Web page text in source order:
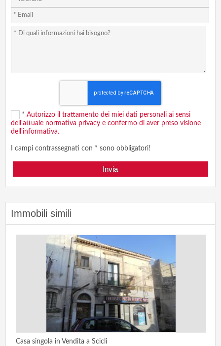
*Autorizzo il trattamento dei miei dati personali ai sensi
dell'attuale normativa privacy e confermo di aver preso visione
dell'informativa.
I campi contrassegnati con * sono obbligatori!
Immobili simili
Casa singola in Vendita a Scicli